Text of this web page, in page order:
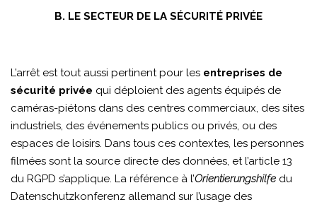
B. LE SECTEUR DE LA SÉCURITÉ PRIVÉE
L’arrêt est tout aussi pertinent pour les entreprises de
sécurité privée qui déploient des agents équipés de
caméras-piétons dans des centres commerciaux, des sites
industriels, des événements publics ou privés, ou des
espaces de loisirs. Dans tous ces contextes, les personnes
filmées sont la source directe des données, et l’article 13
du RGPD s’applique. La référence à l’Orientierungshilfe du
Datenschutzkonferenz allemand sur l’usage des